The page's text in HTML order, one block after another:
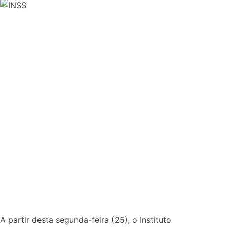
A partir desta segunda-feira (25), o Instituto